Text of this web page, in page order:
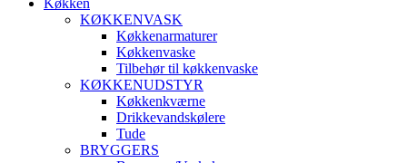
Køkken
KØKKENVASK
Køkkenarmaturer
Køkkenvaske
Tilbehør til køkkenvaske
KØKKENUDSTYR
Køkkenkværne
Drikkevandskølere
Tude
BRYGGERS